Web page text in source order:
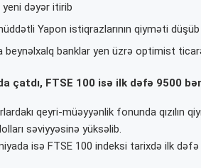
yeni dəyər itirib
Yapon istiqrazlarının qiyməti düşüb
beynəlxalq banklar yen üzrə optimist
çatdı, FTSE 100 isə ilk dəfə 9500
qeyri-müəyyənlik fonunda qızılın
səviyyəsinə yüksəlib.
isə FTSE 100 indeksi tarixdə ilk